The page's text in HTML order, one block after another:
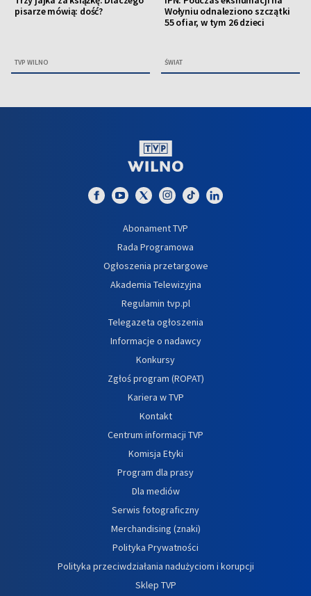
pisarze mówią: dość?
TVP WILNO
Wołyniu odnaleziono szczątki
55 ofiar, w tym 26 dzieci
ŚWIAT
Abonament TVP
Rada Programowa
Ogłoszenia przetargowe
Akademia Telewizyjna
Regulamin tvp.pl
Telegazeta ogłoszenia
Informacje o nadawcy
Konkursy
Zgłoś program (ROPAT)
Kariera w TVP
Kontakt
Centrum informacji TVP
Komisja Etyki
Program dla prasy
Dla mediów
Serwis fotograficzny
Merchandising (znaki)
Polityka Prywatności
Polityka przeciwdziałania nadużyciom i korupcji
Sklep TVP